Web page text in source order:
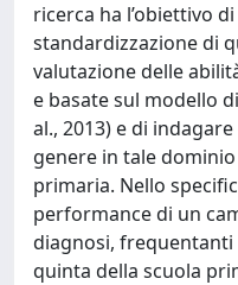
ricerca ha l’obiettivo
standardizzazione di
valutazione delle
e basate sul modello
al., 2013) e di
genere in tale
primaria. Nello
performance di un
diagnosi, frequentanti
quinta della scuola